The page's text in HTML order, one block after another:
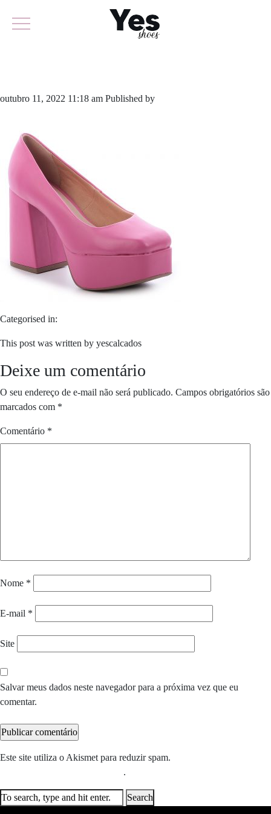
outubro 11, 2022 11:18 am Published by
Categorised in:
This post was written by yescalcados
Deixe um comentário
O seu endereço de e-mail não será publicado. Campos obrigatórios são
marcados com *
Comentário *
Nome *
E-mail *
Site
Salvar meus dados neste navegador para a próxima vez que eu
comentar.
Este site utiliza o Akismet para reduzir spam.
.
Search